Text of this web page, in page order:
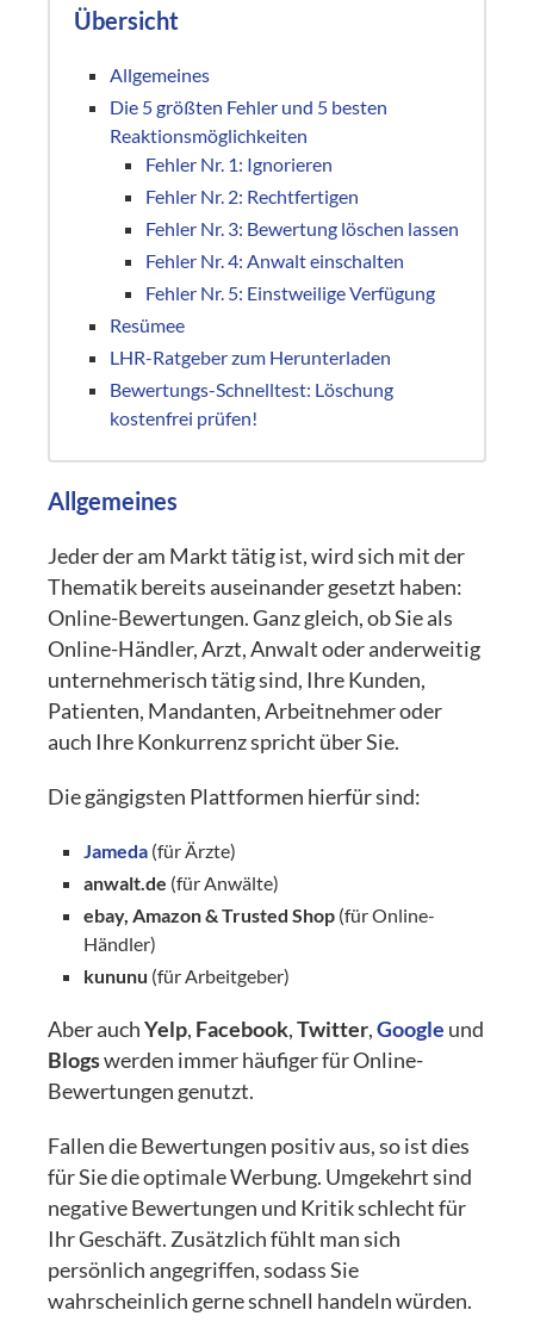
Übersicht
Allgemeines
Die 5 größten Fehler und 5 besten
Reaktionsmöglichkeiten
Fehler Nr. 1: Ignorieren
Fehler Nr. 2: Rechtfertigen
Fehler Nr. 3: Bewertung löschen lassen
Fehler Nr. 4: Anwalt einschalten
Fehler Nr. 5: Einstweilige Verfügung
Resümee
LHR-Ratgeber zum Herunterladen
Bewertungs-Schnelltest: Löschung
kostenfrei prüfen!
Allgemeines
Jeder der am Markt tätig ist, wird sich mit der
Thematik bereits auseinander gesetzt haben:
Online-Bewertungen. Ganz gleich, ob Sie als
Online-Händler, Arzt, Anwalt oder anderweitig
unternehmerisch tätig sind, Ihre Kunden,
Patienten, Mandanten, Arbeitnehmer oder
auch Ihre Konkurrenz spricht über Sie.
Die gängigsten Plattformen hierfür sind:
Jameda (für Ärzte)
anwalt.de (für Anwälte)
ebay, Amazon & Trusted Shop (für Online-
Händler)
kununu (für Arbeitgeber)
Aber auchYelp, Facebook,Twitter,Google und
Blogswerden immer häufiger für Online-
Bewertungen genutzt.
Fallen die Bewertungen positiv aus, so ist dies
für Sie die optimale Werbung. Umgekehrt sind
negative Bewertungen und Kritik schlecht für
Ihr Geschäft. Zusätzlich fühlt man sich
persönlich angegriffen, sodass Sie
wahrscheinlich gerne schnell handeln würden.